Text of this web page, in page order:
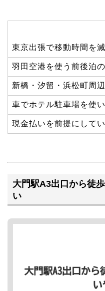
東京出張で移動時間を
羽田空港を使う前後泊の
新橋・汐留・浜松町周
車でホテル駐車場を使
現金払いを前提にしてい
大門駅A3出口から徒
い